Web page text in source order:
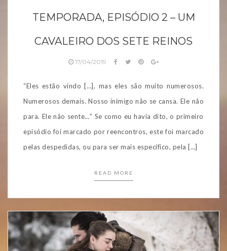
TEMPORADA, EPISÓDIO 2 – UM
CAVALEIRO DOS SETE REINOS
17/04/2019
“Eles estão vindo […], mas eles são muito numerosos.
Numerosos demais. Nosso inimigo não se cansa. Ele não
para. Ele não sente…” Se como eu havia dito, o primeiro
episódio foi marcado por reencontros, este foi marcado
pelas despedidas, ou para ser mais específico, pela […]
READ MORE